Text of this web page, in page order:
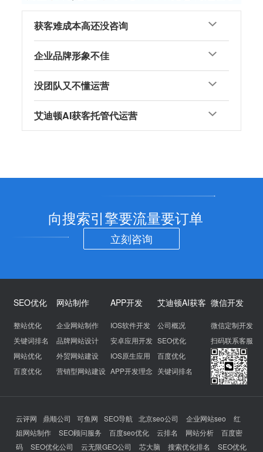
获客难成本高还没咨询
企业品牌形象不佳
没团队又不懂运营
艾迪顿AI获客托管代运营
向搜索引擎要流量要订单
立刻咨询
SEO优化
整站优化
关键词排名
网站优化
百度优化
网站制作
企业网站制作
品牌网站设计
外贸网站建设
营销型网站建设
APP开发
IOS软件开发
安卓应用开发
IOS原生应用
APP开发理念
艾迪顿AI获客
公司概况
SEO优化
百度优化
关键词排名
微信开发
微信定制开发
扫码联系客服
云评网 鼎顺公司 可鱼网 SEO导航 北京seo公司 企业网站seo
红
姐网站制作
SEO顾问服务 百度seo优化 云排名 网站分析
百度密
码
SEO优化公司 云无限GEO公司 芯大脑 搜索优化排名 SEO优化